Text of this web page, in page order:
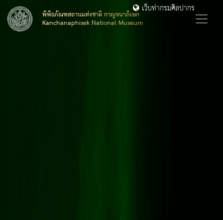
พิพิธภัณฑสถานแห่งชาติ กาญจนาภิเษก
Kanchanaphisek National Museum
เว็บท่ากรมศิลปากร